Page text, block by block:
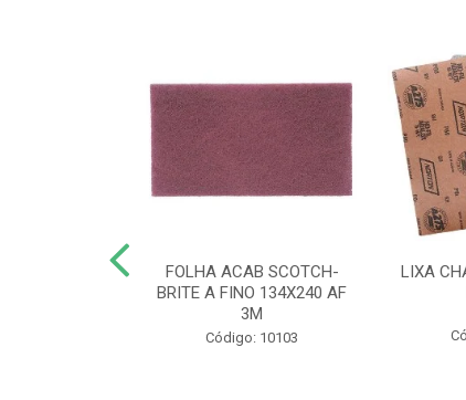
FOLHA ACAB SCOTCH-
BRITE A FINO 134X240 AF
3M
Código: 10103
LIXA